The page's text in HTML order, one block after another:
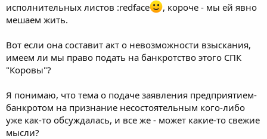
исполнительных листов :redface
, короче - мы ей явно
мешаем жить.
Вот если она составит акт о невозможности взыскания,
имеем ли мы право подать на банкротство этого СПК
"Коровы"?
Я понимаю, что тема о подаче заявления предприятием-
банкротом на признание несостоятельным кого-либо
уже как-то обсуждалась, и все же - может какие-то свежие
мысли?